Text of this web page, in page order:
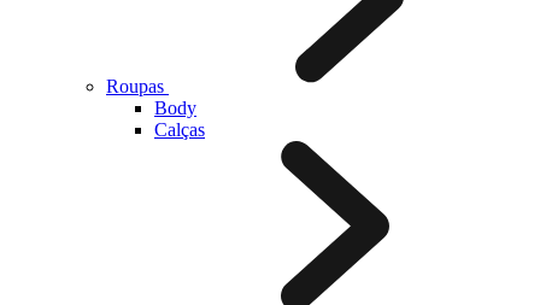
Roupas
Body
Calças